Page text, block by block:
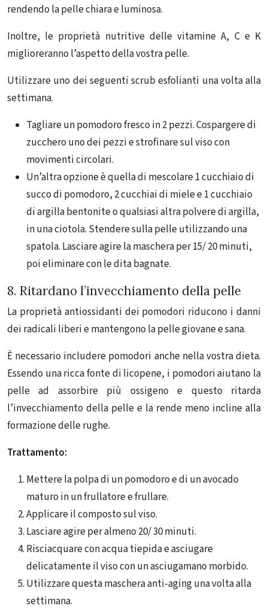
rendendo la pelle chiara e luminosa.
Inoltre, le proprietà nutritive delle vitamine A, C e K
miglioreranno l’aspetto della vostra pelle.
Utilizzare uno dei seguenti scrub esfolianti una volta alla
settimana.
Tagliare un pomodoro fresco in 2 pezzi. Cospargere di
zucchero uno dei pezzi e strofinare sul viso con
movimenti circolari.
Un’altra opzione è quella di mescolare 1 cucchiaio di
succo di pomodoro, 2 cucchiai di miele e 1 cucchiaio
di argilla bentonite o qualsiasi altra polvere di argilla,
in una ciotola. Stendere sulla pelle utilizzando una
spatola. Lasciare agire la maschera per 15/ 20 minuti,
poi eliminare con le dita bagnate.
8. Ritardano l’invecchiamento della pelle
La proprietà antiossidanti dei pomodori riducono i danni
dei radicali liberi e mantengono la pelle giovane e sana.
È necessario includere pomodori anche nella vostra dieta.
Essendo una ricca fonte di licopene, i pomodori aiutano la
pelle ad assorbire più ossigeno e questo ritarda
l’invecchiamento della pelle e la rende meno incline alla
formazione delle rughe.
Trattamento:
Mettere la polpa di un pomodoro e di un avocado
maturo in un frullatore e frullare.
Applicare il composto sul viso.
Lasciare agire per almeno 20/ 30 minuti.
Risciacquare con acqua tiepida e asciugare
delicatamente il viso con un asciugamano morbido.
Utilizzare questa maschera anti-aging una volta alla
settimana.